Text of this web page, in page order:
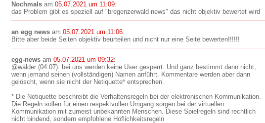
Nochmals am 05.07.2021 um 11:09:
das Problem gibt es speziell auf "bregenzerwald news" das nicht objektiv bewertet wird
an egg news am 05.07.2021 um 11:06:
Bitte aber beide Seiten objektiv beurteilen und nicht nur eine Seite bewerten!!!!!!
egg-news am 05.07.2021 um 09:32:
@wälder (04.07): bei uns werden keine User gesperrt. Und ganz bestimmt dann nicht,
wenn jemand seinen (vollständigen) Namen anführt. Kommentare werden aber dann
gelöscht, wenn sie nicht der Netiquette* entsprechen.
* Die Netiquette beschreibt die Verhaltensregeln bei der elektronischen Kommunikation.
Die Regeln sollen für einen respektvollen Umgang sorgen bei der virtuellen
Kommunikation mit zumeist unbekannten Menschen. Diese Spielregeln sind rechtlich
nicht bindend, sondern empfohlene Höflichkeitsregeln